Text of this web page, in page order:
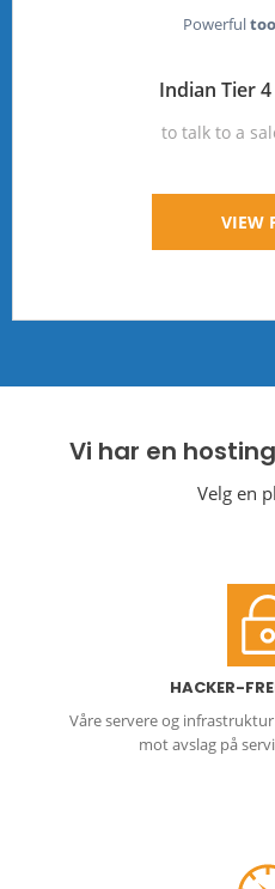
Powerful
Indian Tier
to talk to a
VIEW
Vi har en
Velg en
HACKER-
Våre servere og
mot avslag på